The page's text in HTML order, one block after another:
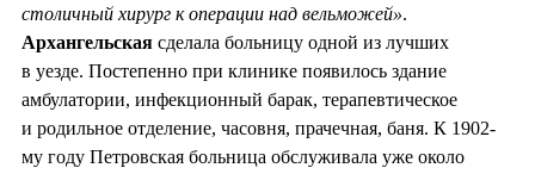
столичный хирург к операции над вельможей».
Архангельская сделала больницу одной из лучших
в уезде. Постепенно при клинике появилось здание
амбулатории, инфекционный барак, терапевтическое
и родильное отделение, часовня, прачечная, баня. К 1902-
му году Петровская больница обслуживала уже около